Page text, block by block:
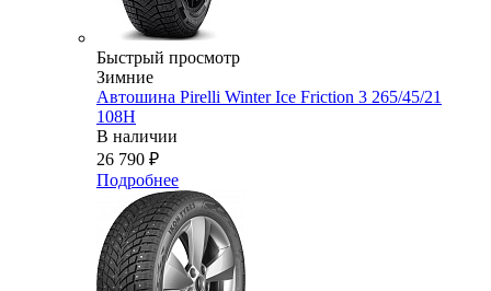
Быстрый просмотр
Зимние
Автошина Pirelli Winter Ice Friction 3 265/45/21
108H
В наличии
26 790 ₽
Подробнее